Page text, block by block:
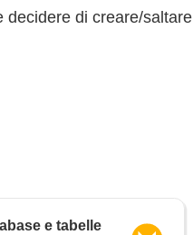
decidere di creare/saltare
e tabelle